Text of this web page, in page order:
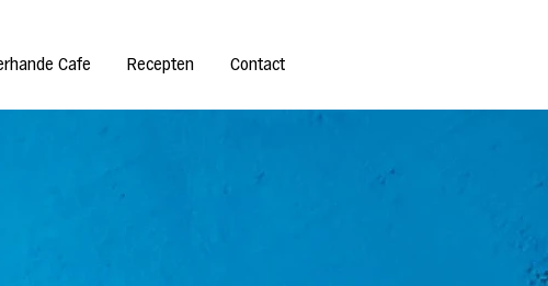
Cafe Recepten Contact